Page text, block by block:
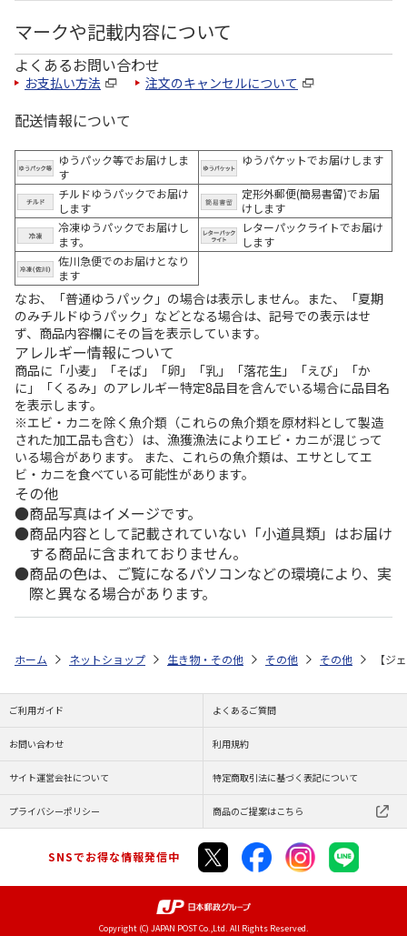
マークや記載内容について
よくあるお問い合わせ
お支払い方法 注文のキャンセルについて
配送情報について
ゆうパック等でお届けしま
す
ゆうパケットでお届けします
チルドゆうパックでお届け
します
定形外郵便(簡易書留)でお届
けします
冷凍ゆうパックでお届けし
ます。
レターパックライトでお届け
します
佐川急便でのお届けとなり
ます
なお、「普通ゆうパック」の場合は表示しません。また、「夏期
のみチルドゆうパック」などとなる場合は、記号での表示はせ
ず、商品内容欄にその旨を表示しています。
アレルギー情報について
商品に「小麦」「そば」「卵」「乳」「落花生」「えび」「か
に」「くるみ」のアレルギー特定8品目を含んでいる場合に品目名
を表示します。
※エビ・カニを除く魚介類（これらの魚介類を原材料として製造
された加工品も含む）は、漁獲漁法によりエビ・カニが混じって
いる場合があります。 また、これらの魚介類は、エサとしてエ
ビ・カニを食べている可能性があります。
その他
商品写真はイメージです。
商品内容として記載されていない「小道具類」はお届け
する商品に含まれておりません。
商品の色は、ご覧になるパソコンなどの環境により、実
際と異なる場合があります。
ホーム ネットショップ 生き物・その他 その他 その他 【ジ
ご利用ガイド よくあるご質問
お問い合わせ 利用規約
サイト運営会社について 特定商取引法に基づく表記について
プライバシーポリシー 商品のご提案はこちら
SNSでお得な情報発信中
Copyright (C) JAPAN POST Co.,Ltd. All Rights Reserved.